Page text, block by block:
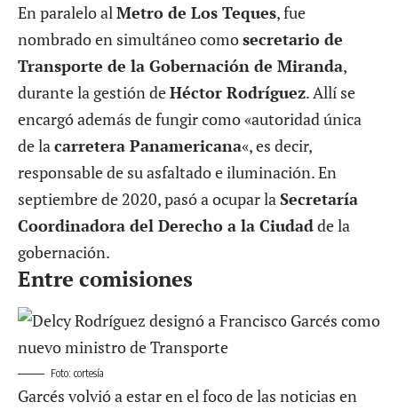
En paralelo al Metro de Los Teques, fue
nombrado en simultáneo comosecretario de
Transporte de la Gobernación de Miranda,
durante la gestión deHéctor Rodríguez. Allí se
encargó además de fungir como «autoridad única
de la carretera Panamericana«, es decir,
responsable de su asfaltado e iluminación. En
septiembre de 2020, pasó a ocupar la Secretaría
Coordinadora del Derecho a la Ciudadde la
gobernación.
Entre comisiones
Foto: cortesía
Garcés volvió a estar en el foco de las noticias en